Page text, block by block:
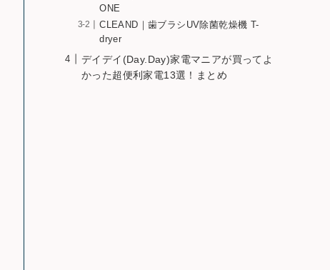
ONE
CLEAND｜歯ブラシUV除菌乾燥機 T-
dryer
デイデイ(Day.Day)家電マニアが買ってよ
かった超便利家電13選！まとめ